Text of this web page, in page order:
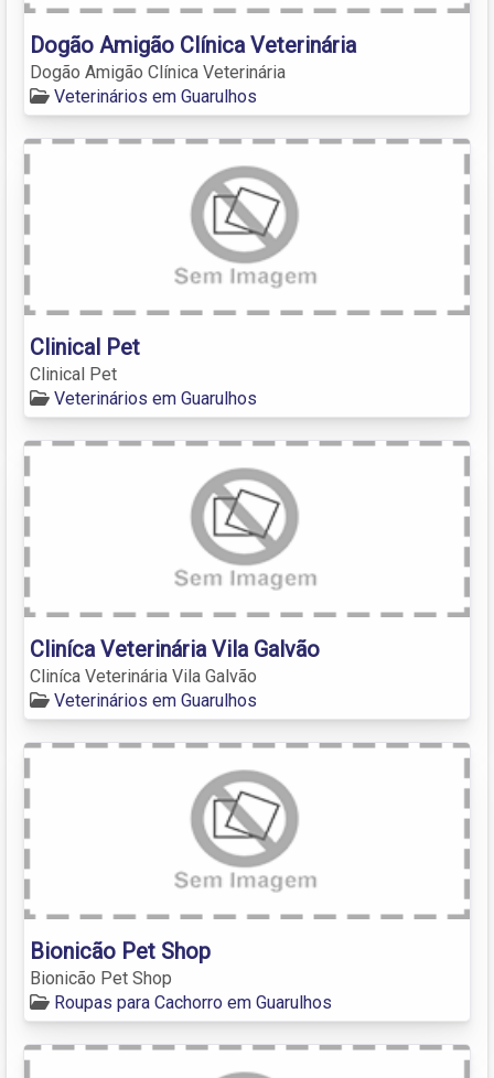
Dogão Amigão Clínica Veterinária
Dogão Amigão Clínica Veterinária
Veterinários em Guarulhos
Clinical Pet
Clinical Pet
Veterinários em Guarulhos
Cliníca Veterinária Vila Galvão
Cliníca Veterinária Vila Galvão
Veterinários em Guarulhos
Bionicão Pet Shop
Bionicão Pet Shop
Roupas para Cachorro em Guarulhos